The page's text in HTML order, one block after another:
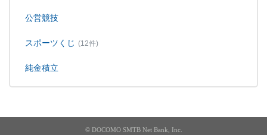
公営競技
スポーツくじ (12件)
純金積立
© DOCOMO SMTB Net Bank, Inc.